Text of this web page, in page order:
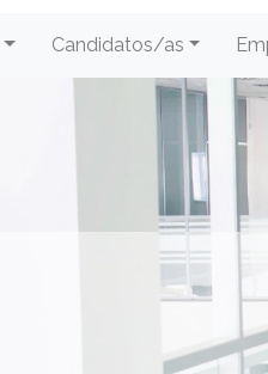
Candidatos/as